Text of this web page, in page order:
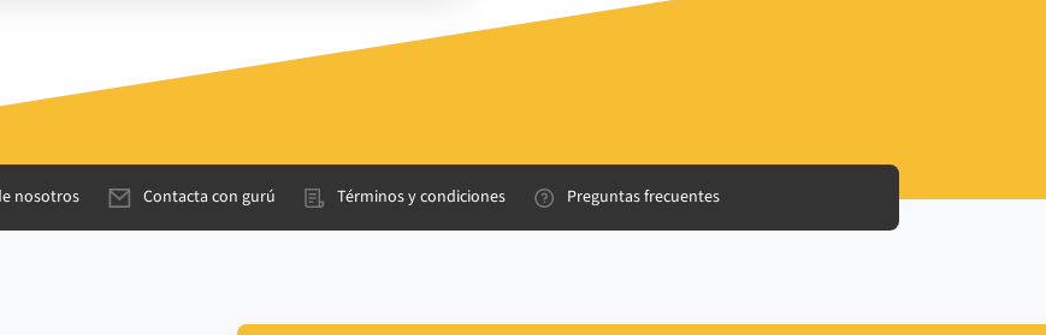
nosotros Contacta con gurú Términos y condiciones Preguntas frecuentes